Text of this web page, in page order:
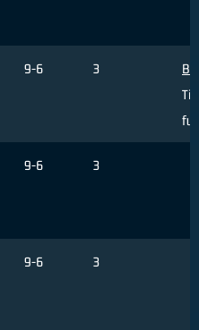
9-6 3
9-6 3
9-6 3